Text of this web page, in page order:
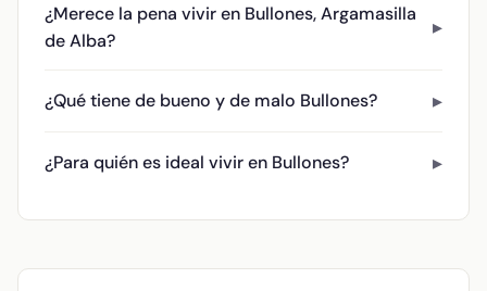
¿Merece la pena vivir en Bullones, Argamasilla
de Alba?
¿Qué tiene de bueno y de malo Bullones?
¿Para quién es ideal vivir en Bullones?